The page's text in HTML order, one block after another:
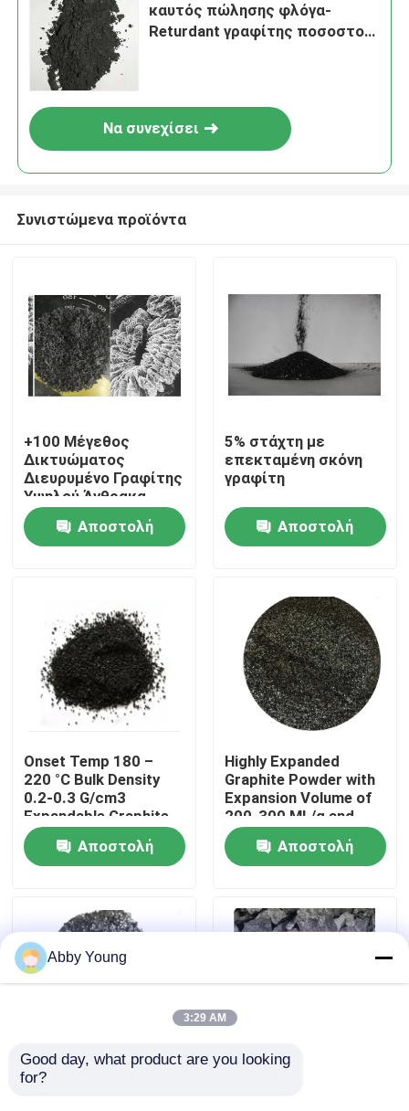
Προϊόντα
Περίπου εμείς
Γύρος εργοστασίων
Ποιοτικός έλεγχος
Μας ελάτε σε επαφή με
Ειδήσεις
Περιπτώσεις
καυτός πώλησης φλόγα-
Returdant γραφίτης ποσοστού
Να συνεχίσει
Συνιστώμενα προϊόντα
+100 Μέγεθος
Δικτυώματος
Διευρυμένο Γραφίτης
Υψηλού Άνθρακα
Αποστολή
5% στάχτη με
επεκταμένη σκόνη
γραφίτη
Αποστολή
Onset Temp 180 –
220 °C Bulk Density
0.2-0.3 G/cm3
Expandable Graphite
Powder for
PerformanceΑποστολή
Highly Expanded
Graphite Powder with
Expansion Volume of
200-300 ML/g and
Volatile Content ≤4%
Αποστολή
Expandable Graphite
Abby Young
3:29 AM
Good day, what product are you looking
for?